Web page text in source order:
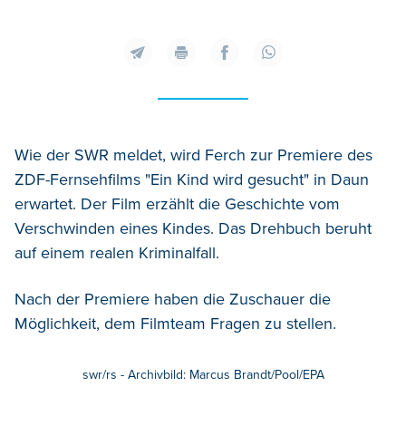
Wie der SWR meldet, wird Ferch zur Premiere des
ZDF-Fernsehfilms "Ein Kind wird gesucht" in Daun
erwartet. Der Film erzählt die Geschichte vom
Verschwinden eines Kindes. Das Drehbuch beruht
auf einem realen Kriminalfall.
Nach der Premiere haben die Zuschauer die
Möglichkeit, dem Filmteam Fragen zu stellen.
swr/rs - Archivbild: Marcus Brandt/Pool/EPA